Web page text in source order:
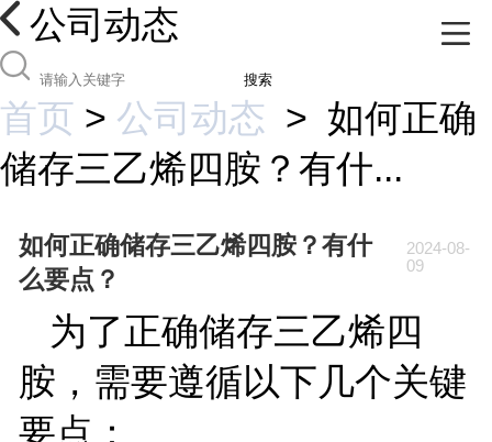
公司动态
搜索
首页 > 公司动态 > 如何正确
储存三乙烯四胺？有什...
如何正确储存三乙烯四胺？有什
么要点？
2024-08-
09
为了正确储存三乙烯四
胺，需要遵循以下几个关键
要点：